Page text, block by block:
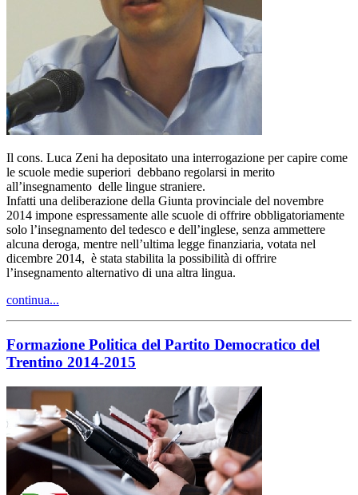
Il cons. Luca Zeni ha depositato una interrogazione per capire come
le scuole medie superiori debbano regolarsi in merito
all’insegnamento delle lingue straniere.
Infatti una deliberazione della Giunta provinciale del novembre
2014 impone espressamente alle scuole di offrire obbligatoriamente
solo l’insegnamento del tedesco e dell’inglese, senza ammettere
alcuna deroga, mentre nell’ultima legge finanziaria, votata nel
dicembre 2014, è stata stabilita la possibilità di offrire
l’insegnamento alternativo di una altra lingua.
continua...
Formazione Politica del Partito Democratico del
Trentino 2014-2015